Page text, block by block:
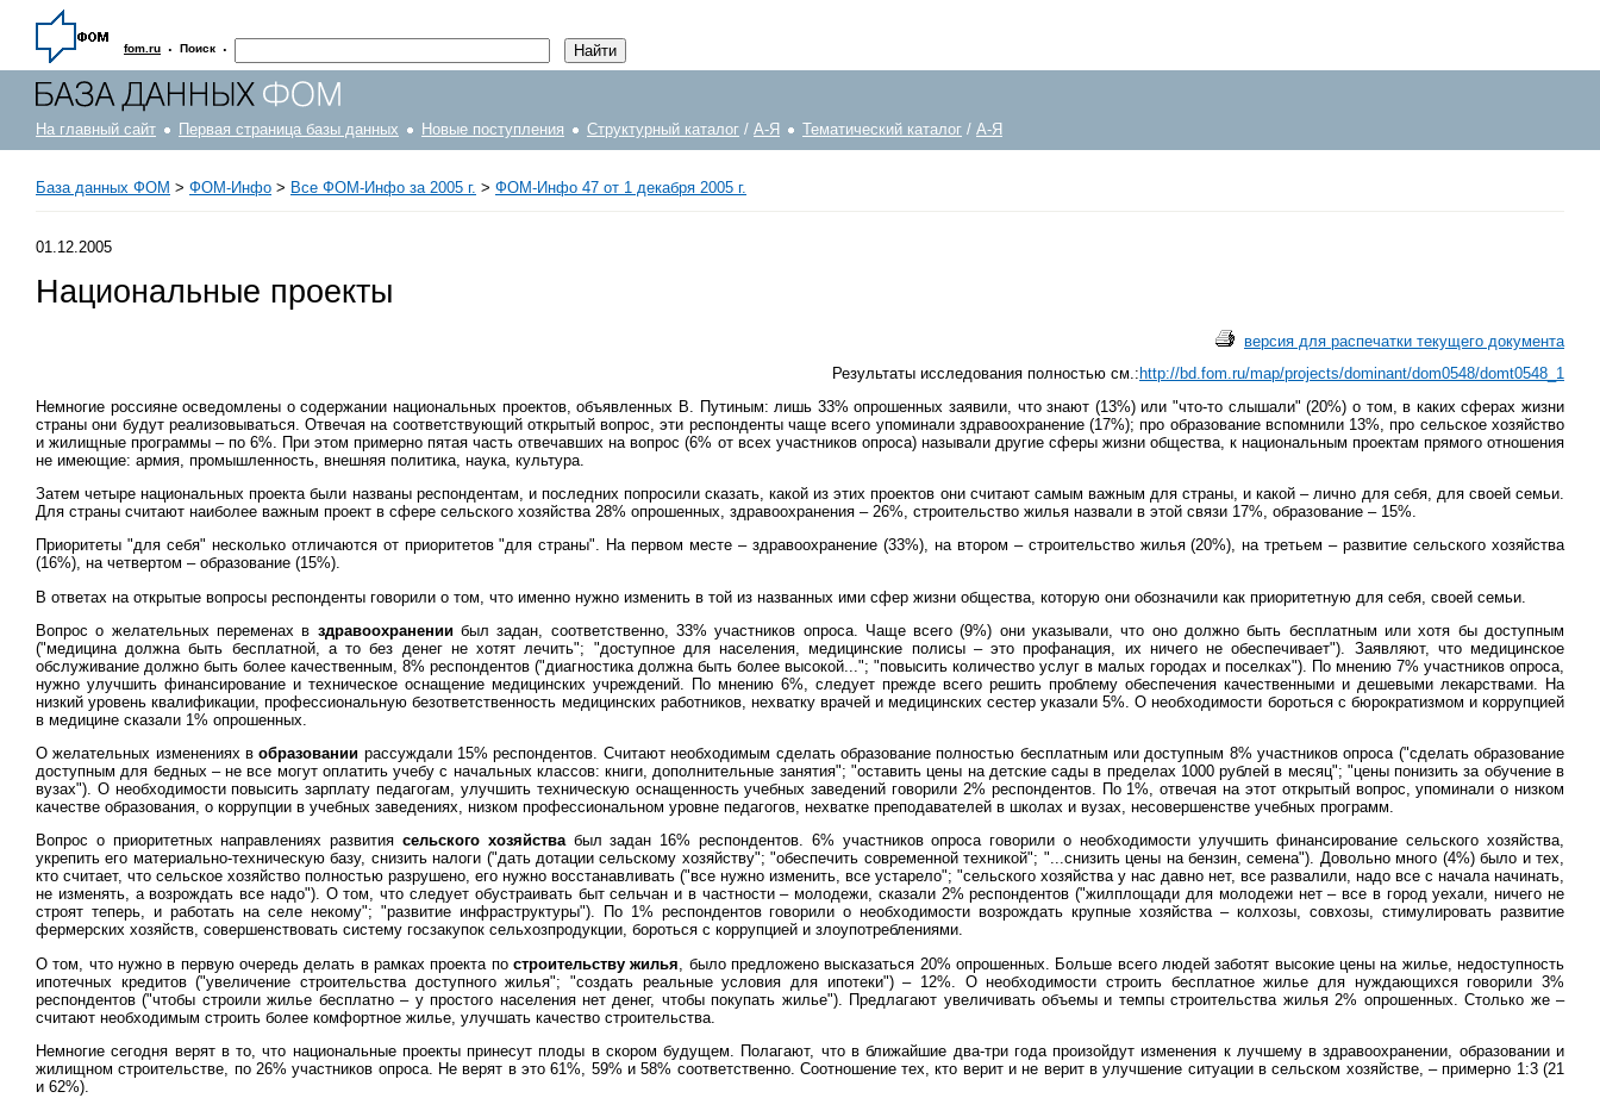
fom.ru · Поиск ·
На главный сайт Первая страница базы данных Новые поступления Структурный каталог / А-Я Тематический каталог / А-Я
База данных ФОМ > ФOM-Инфо > Все ФОМ-Инфо за 2005 г. > ФОМ-Инфо 47 от 1 декабря 2005 г.
01.12.2005
Национальные проекты
версия для распечатки текущего документа
Результаты исследования полностью см.:http://bd.fom.ru/map/projects/dominant/dom0548/domt0548_1
Немногие россияне осведомлены о содержании национальных проектов, объявленных В. Путиным: лишь 33% опрошенных заявили, что знают (13%) или "что-то слышали" (20%) о том, в каких сферах жизни
страны они будут реализовываться. Отвечая на соответствующий открытый вопрос, эти респонденты чаще всего упоминали здравоохранение (17%); про образование вспомнили 13%, про сельское хозяйство
и жилищные программы – по 6%. При этом примерно пятая часть отвечавших на вопрос (6% от всех участников опроса) называли другие сферы жизни общества, к национальным проектам прямого отношения
не имеющие: армия, промышленность, внешняя политика, наука, культура.
Затем четыре национальных проекта были названы респондентам, и последних попросили сказать, какой из этих проектов они считают самым важным для страны, и какой – лично для себя, для своей семьи.
Для страны считают наиболее важным проект в сфере сельского хозяйства 28% опрошенных, здравоохранения – 26%, строительство жилья назвали в этой связи 17%, образование – 15%.
Приоритеты "для себя" несколько отличаются от приоритетов "для страны". На первом месте – здравоохранение (33%), на втором – строительство жилья (20%), на третьем – развитие сельского хозяйства
(16%), на четвертом – образование (15%).
В ответах на открытые вопросы респонденты говорили о том, что именно нужно изменить в той из названных ими сфер жизни общества, которую они обозначили как приоритетную для себя, своей семьи.
Вопрос о желательных переменах в здравоохранении был задан, соответственно, 33% участников опроса. Чаще всего (9%) они указывали, что оно должно быть бесплатным или хотя бы доступным
("медицина должна быть бесплатной, а то без денег не хотят лечить"; "доступное для населения, медицинские полисы – это профанация, их ничего не обеспечивает"). Заявляют, что медицинское
обслуживание должно быть более качественным, 8% респондентов ("диагностика должна быть более высокой..."; "повысить количество услуг в малых городах и поселках"). По мнению 7% участников опроса,
нужно улучшить финансирование и техническое оснащение медицинских учреждений. По мнению 6%, следует прежде всего решить проблему обеспечения качественными и дешевыми лекарствами. На
низкий уровень квалификации, профессиональную безответственность медицинских работников, нехватку врачей и медицинских сестер указали 5%. О необходимости бороться с бюрократизмом и коррупцией
в медицине сказали 1% опрошенных.
О желательных изменениях вобразовании рассуждали 15% респондентов. Считают необходимым сделать образование полностью бесплатным или доступным 8% участников опроса ("сделать образование
доступным для бедных – не все могут оплатить учебу с начальных классов: книги, дополнительные занятия"; "оставить цены на детские сады в пределах 1000 рублей в месяц"; "цены понизить за обучение в
вузах"). О необходимости повысить зарплату педагогам, улучшить техническую оснащенность учебных заведений говорили 2% респондентов. По 1%, отвечая на этот открытый вопрос, упоминали о низком
качестве образования, о коррупции в учебных заведениях, низком профессиональном уровне педагогов, нехватке преподавателей в школах и вузах, несовершенстве учебных программ.
Вопрос о приоритетных направлениях развития сельского хозяйства был задан 16% респондентов. 6% участников опроса говорили о необходимости улучшить финансирование сельского хозяйства,
укрепить его материально-техническую базу, снизить налоги ("дать дотации сельскому хозяйству"; "обеспечить современной техникой"; "...снизить цены на бензин, семена"). Довольно много (4%) было и тех,
кто считает, что сельское хозяйство полностью разрушено, его нужно восстанавливать ("все нужно изменить, все устарело"; "сельского хозяйства у нас давно нет, все развалили, надо все с начала начинать,
не изменять, а возрождать все надо"). О том, что следует обустраивать быт сельчан и в частности – молодежи, сказали 2% респондентов ("жилплощади для молодежи нет – все в город уехали, ничего не
строят теперь, и работать на селе некому"; "развитие инфраструктуры"). По 1% респондентов говорили о необходимости возрождать крупные хозяйства – колхозы, совхозы, стимулировать развитие
фермерских хозяйств, совершенствовать систему госзакупок сельхозпродукции, бороться с коррупцией и злоупотреблениями.
О том, что нужно в первую очередь делать в рамках проекта по строительству жилья , было предложено высказаться 20% опрошенных. Больше всего людей заботят высокие цены на жилье, недоступность
ипотечных кредитов ("увеличение строительства доступного жилья"; "создать реальные условия для ипотеки") – 12%. О необходимости строить бесплатное жилье для нуждающихся говорили 3%
респондентов ("чтобы строили жилье бесплатно – у простого населения нет денег, чтобы покупать жилье"). Предлагают увеличивать объемы и темпы строительства жилья 2% опрошенных. Столько же –
считают необходимым строить более комфортное жилье, улучшать качество строительства.
Немногие сегодня верят в то, что национальные проекты принесут плоды в скором будущем. Полагают, что в ближайшие два-три года произойдут изменения к лучшему в здравоохранении, образовании и
жилищном строительстве, по 26% участников опроса. Не верят в это 61%, 59% и 58% соответственно. Соотношение тех, кто верит и не верит в улучшение ситуации в сельском хозяйстве, – примерно 1:3 (21
и 62%).